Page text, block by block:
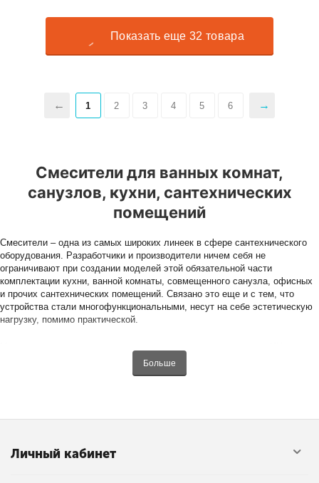
Смесители для ванных комнат,
санузлов, кухни, сантехнических
помещений
Смесители – одна из самых широких линеек в сфере сантехнического
оборудования. Разработчики и производители ничем себя не
ограничивают при создании моделей этой обязательной части
комплектации кухни, ванной комнаты, совмещенного санузла, офисных
и прочих сантехнических помещений. Связано это еще и с тем, что
устройства стали многофункциональными, несут на себе эстетическую
нагрузку, помимо практической.
Изобрел устройство для смешивания воды, удобное для монтажа сэр
цилиндрическую трубу с отверстием и поршнем. Ручка поршня
Больше
Показать еще 32 товара
1 2 3 4 5 6
Личный кабинет